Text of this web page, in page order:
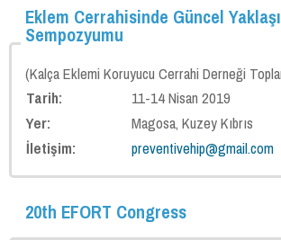
Eklem Cerrahisinde Güncel
Sempozyumu
(Kalça Eklemi Koruyucu Cerrahi Derneği
Tarih:
11-14 Nisan 2019
Yer:
Magosa, Kuzey Kıbrıs
İletişim:
preventivehip@gmail.com
20th EFORT Congress